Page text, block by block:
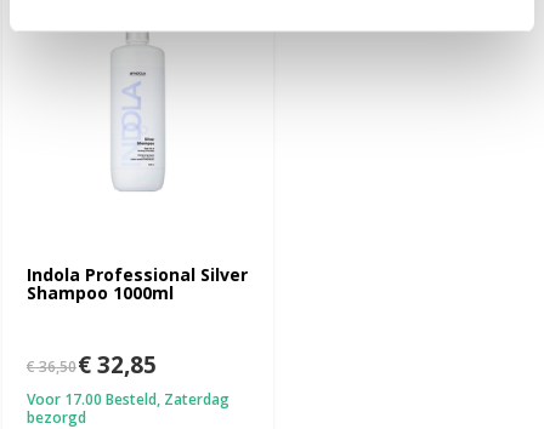
Indola Professional Silver
Shampoo 1000ml
€ 36,50€ 32,85
Voor 17.00 Besteld, Zaterdag
bezorgd